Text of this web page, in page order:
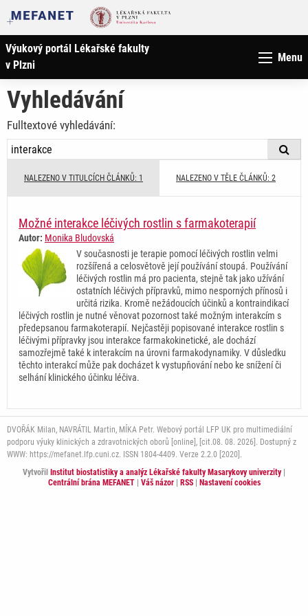
Výukový portál Lékařské fakulty
v Plzni
Menu
Vyhledávání
Fulltextové vyhledávání:
NALEZENO V TITULCÍCH ČLÁNKŮ: 1 NALEZENO V TĚLE ČLÁNKŮ: 2
Možné interakce léčivých rostlin s farmakoterapií
Autor: Monika Bludovská
V současnosti je terapie pomocí léčivých rostlin velmi
rozšířená a celosvětově její používání stoupá. Používání
léčivých rostlin má pro pacienta, stejně tak jako užívání
ostatních léčivých přípravků, mimo nesporných přínosů i
určitá rizika. Kromě nežádoucích účinků a kontraindikací
léčivých rostlin je nutné věnovat pozornost také možným interakcím s
předepsanou farmakoterapií. Nejčastěji popisované interakce rostlin s
léčivými přípravky jsou interakce farmakokinetické, ale dochází
samozřejmě také k interakcím na úrovni farmakodynamiky. V důsledku
těchto interakcí může pak docházet k vystupňování nebo ke snížení či
selhání klinického účinku léčiva.
DVOŘÁK Milan, NAVRÁTIL Martin, MÍKA Petr. Webový portál LFP UK pro multimediální
podporu výuky klinických a zdravotnických oborů [online], [cit.08. 08. 2026]. Dostupný z
WWW: https://mefanet.lfp.cuni.cz. ISSN 1804-4409. Verze 2.2.0 [2020].
Vytvořil
Institut biostatistiky a analýz Lékařské fakulty Masarykovy univerzity|
Centrální brána MEFANET| Váš názor| RSS| Nastavení cookies